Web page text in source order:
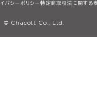
バシーポリシー特定商取引法に関する
© Chacott Co., Ltd.